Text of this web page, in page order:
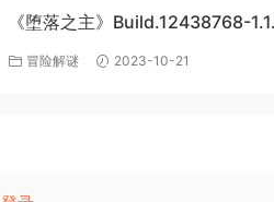
《堕落之主》Build.12438768-
下载冒险解谜 2023-10-21